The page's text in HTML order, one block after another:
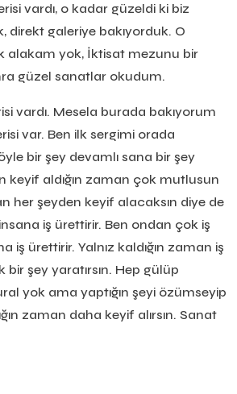
vardı, o kadar güzeldi ki biz
direkt galeriye bakıyorduk. O
alakam yok, İktisat mezunu bir
güzel sanatlar okudum.
vardı. Mesela burada bakıyorum
var. Ben ilk sergimi orada
bir şey devamlı sana bir şey
keyif aldığın zaman çok mutlusun
her şeyden keyif alacaksın diye de
iş ürettirir. Ben ondan çok iş
iş ürettirir. Yalnız kaldığın zaman iş
şey yaratırsın. Hep gülüp
yok ama yaptığın şeyi özümseyip
zaman daha keyif alırsın. Sanat